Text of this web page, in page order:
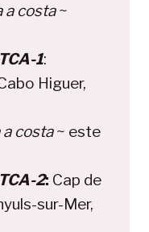
a costa~
1:
Higuer,
a costa~ este
2: Cap de
sur-Mer,